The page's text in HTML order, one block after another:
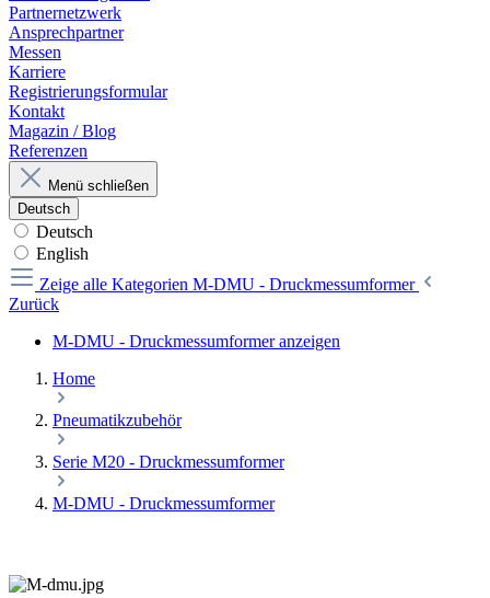
Partnernetzwerk
Ansprechpartner
Messen
Karriere
Registrierungsformular
Kontakt
Magazin / Blog
Referenzen
Menü schließen
Deutsch
Deutsch
English
Zeige alle Kategorien M-DMU - Druckmessumformer
Zurück
M-DMU - Druckmessumformer anzeigen
Home
Pneumatikzubehör
Serie M20 - Druckmessumformer
M-DMU - Druckmessumformer